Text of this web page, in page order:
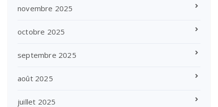
novembre 2025
octobre 2025
septembre 2025
août 2025
juillet 2025